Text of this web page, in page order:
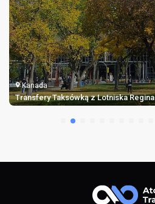
Kanada
Transfery Taksówką z Lotniska Regina